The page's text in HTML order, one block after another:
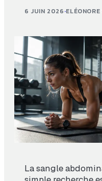
6 JUIN 2026·
La sangle